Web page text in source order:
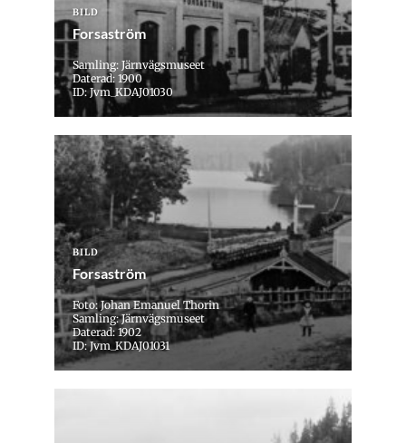
BILD
Forsaström
Samling: Järnvägsmuseet
Daterad: 1900
ID: Jvm_KDAJ01030
BILD
Forsaström
Foto: Johan Emanuel Thorin
Samling: Järnvägsmuseet
Daterad: 1902
ID: Jvm_KDAJ01031